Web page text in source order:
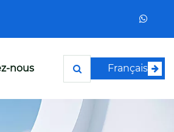
nous Français